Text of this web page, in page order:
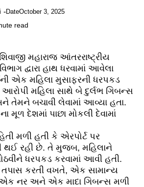
DateOctober 3, 2025
read
મહારાજ આંતરરાષ્ટ્રીય
દ્વારા હાથ ધરવામાં આવેલા
એક મહિલા મુસાફરની ધરપકડ
મહિલા સાથે બે દુર્લભ ગિબન્સ
તેમને બચાવી લેવામાં આવ્યા હતા.
દેશમાં પાછા મોકલી દેવામાં
મળી હતી કે એરપોર્ટ પર
થઈ રહી છે. તે મુજબ, મહિલાને
ધરપકડ કરવામાં આવી હતી.
તપાસ કરતી વખતે, એક સામાન્ય
એક નર અને એક માદા ગિબન્સ મળી